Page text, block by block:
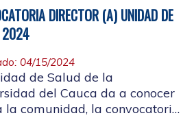
DIRECTOR (A) UNIDAD DE
2024
04/15/2024
de Salud de la
del Cauca da a conocer
la comunidad, la convocatoria